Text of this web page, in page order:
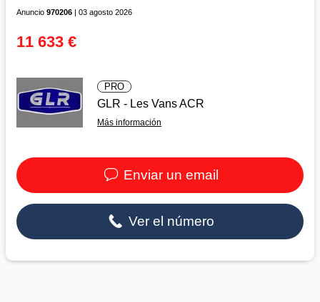
Anuncio 970206 | 03 agosto 2026
11 633 €
PRO
GLR - Les Vans ACR
Más información
Enviar un email
Ver el número